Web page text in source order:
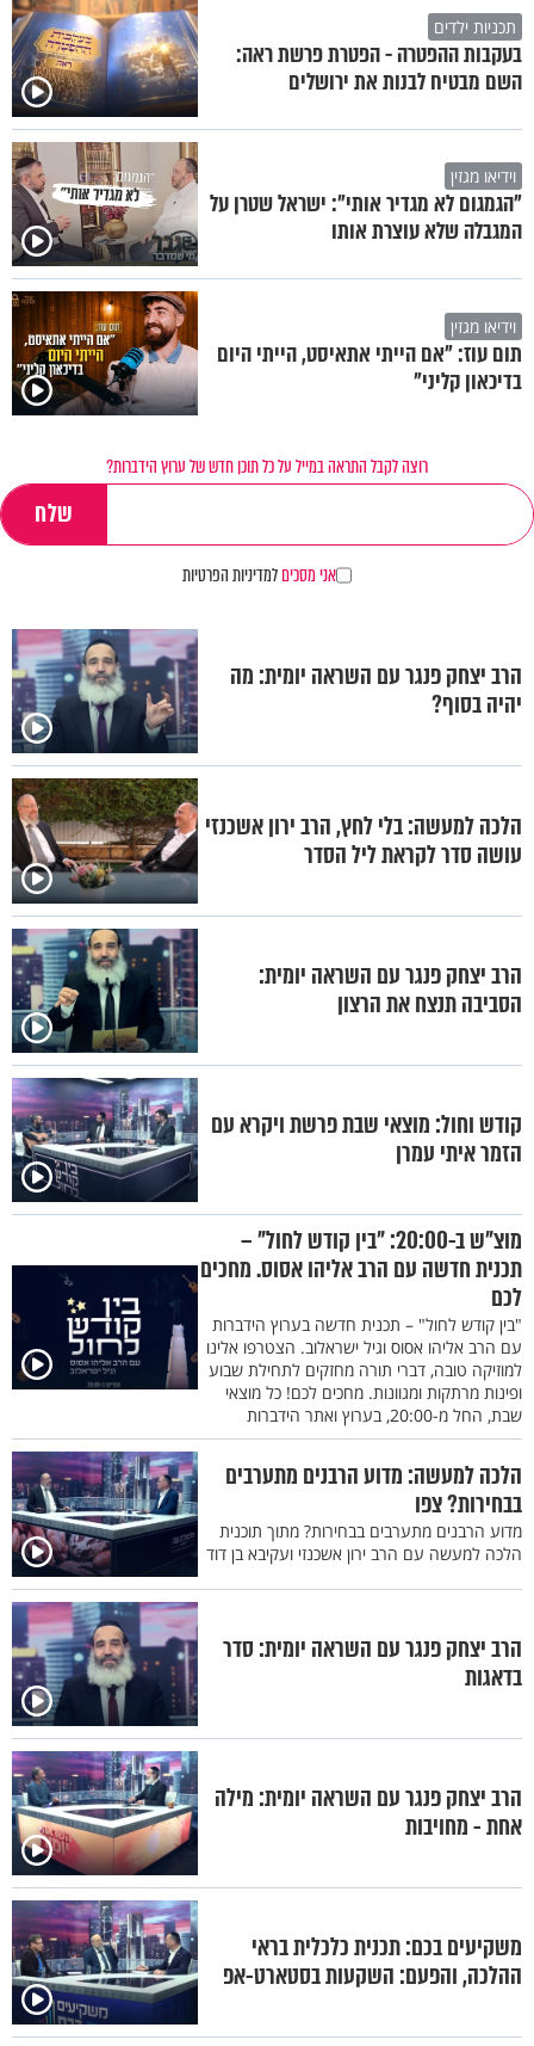
תכניות ילדים
בעקבות ההפטרה - הפטרת פרשת ראה:
השם מבטיח לבנות את ירושלים
וידיאו מגזין
"הגמגום לא מגדיר אותי": ישראל שטרן על
המגבלה שלא עוצרת אותו
וידיאו מגזין
תום עוז: "אם הייתי אתאיסט, הייתי היום
בדיכאון קליני"
רוצה לקבל התראה במייל על כל תוכן חדש של ערוץ הידברות?
אני מסכיםלמדיניות הפרטיות
הרב יצחק פנגר עם השראה יומית: מה
יהיה בסוף?
הלכה למעשה: בלי לחץ, הרב ירון אשכנזי
עושה סדר לקראת ליל הסדר
הרב יצחק פנגר עם השראה יומית:
הסביבה תנצח את הרצון
קודש וחול: מוצאי שבת פרשת ויקרא עם
הזמר איתי עמרן
מוצ"ש ב-20:00: "בין קודש לחול" –
תכנית חדשה עם הרב אליהו אסוס. מחכים
לכם
"בין קודש לחול" – תכנית חדשה בערוץ הידברות
עם הרב אליהו אסוס וגיל ישראלוב. הצטרפו אלינו
למוזיקה טובה, דברי תורה מחזקים לתחילת שבוע
ופינות מרתקות ומגוונות. מחכים לכם! כל מוצאי
שבת, החל מ-20:00, בערוץ ואתר הידברות
הלכה למעשה: מדוע הרבנים מתערבים
בבחירות? צפו
מדוע הרבנים מתערבים בבחירות? מתוך תוכנית
הלכה למעשה עם הרב ירון אשכנזי ועקיבא בן דוד
הרב יצחק פנגר עם השראה יומית: סדר
בדאגות
הרב יצחק פנגר עם השראה יומית: מילה
אחת - מחויבות
משקיעים בכם: תכנית כלכלית בראי
ההלכה, והפעם: השקעות בסטארט-אפ